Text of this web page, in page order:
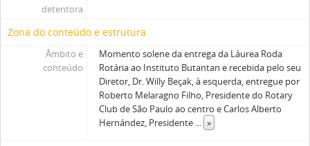
detentora
Zona do conteúdo e estrutura
Âmbito e
conteúdo
Momento solene da entrega da Láurea Roda
Rotária ao Instituto Butantan e recebida pelo seu
Diretor, Dr. Willy Beçak, à esquerda, entregue por
Roberto Melaragno Filho, Presidente do Rotary
Club de São Paulo ao centro e Carlos Alberto
Hernández, Presidente ... »